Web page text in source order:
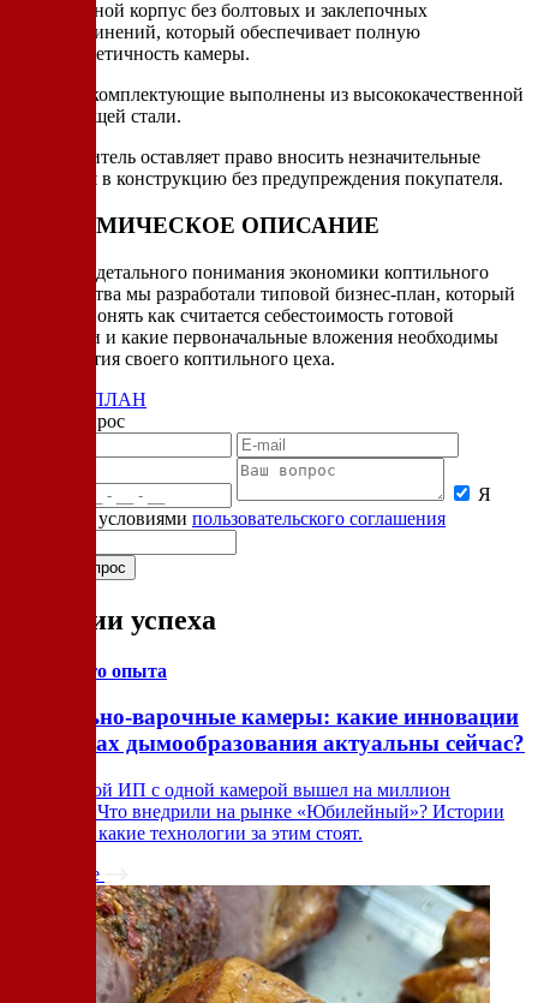
сварной корпус без болтовых и заклепочных
соединений, который обеспечивает полную
герметичность камеры.
Камера и комплектующие выполнены из высококачественной
нержавеющей стали.
Производитель оставляет право вносить незначительные
изменения в конструкцию без предупреждения покупателя.
ЭКОНОМИЧЕСКОЕ ОПИСАНИЕ
Для более детального понимания экономики коптильного
производства мы разработали типовой бизнес-план, который
поможет понять как считается себестоимость готовой
продукции и какие первоначальные вложения необходимы
для открытия своего коптильного цеха.
БИЗНЕС-ПЛАН
Задать вопрос
Я
согласен с условиями пользовательского соглашения
Истории успеха
Из личного опыта
Коптильно-варочные камеры: какие инновации
в системах дымообразования актуальны сейчас?
Как простой ИП с одной камерой вышел на миллион
прибыли? Что внедрили на рынке «Юбилейный»? Истории
роста — и какие технологии за этим стоят.
Подробнее